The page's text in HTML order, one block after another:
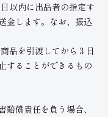
以内に出品者の指定す
金します。なお、振込
品を引渡してから３日
することができるもの
償責任を負う場合、